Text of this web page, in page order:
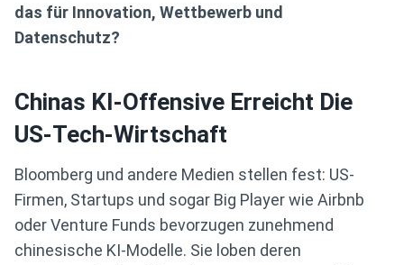
das für Innovation, Wettbewerb und
Datenschutz?
Chinas KI-Offensive Erreicht Die
US-Tech-Wirtschaft
Bloomberg und andere Medien stellen fest: US-
Firmen, Startups und sogar Big Player wie Airbnb
oder Venture Funds bevorzugen zunehmend
chinesische KI-Modelle. Sie loben deren